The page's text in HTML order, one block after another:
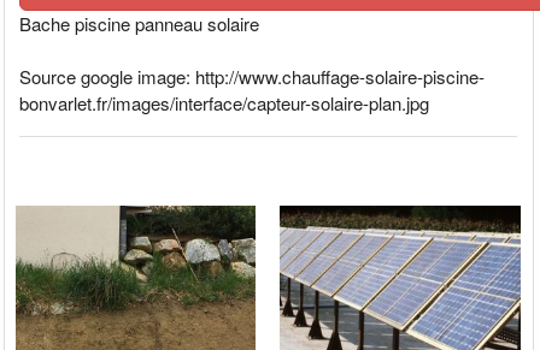
Bache piscine panneau solaire
Source google image: http://www.chauffage-solaire-piscine-
bonvarlet.fr/images/interface/capteur-solaire-plan.jpg